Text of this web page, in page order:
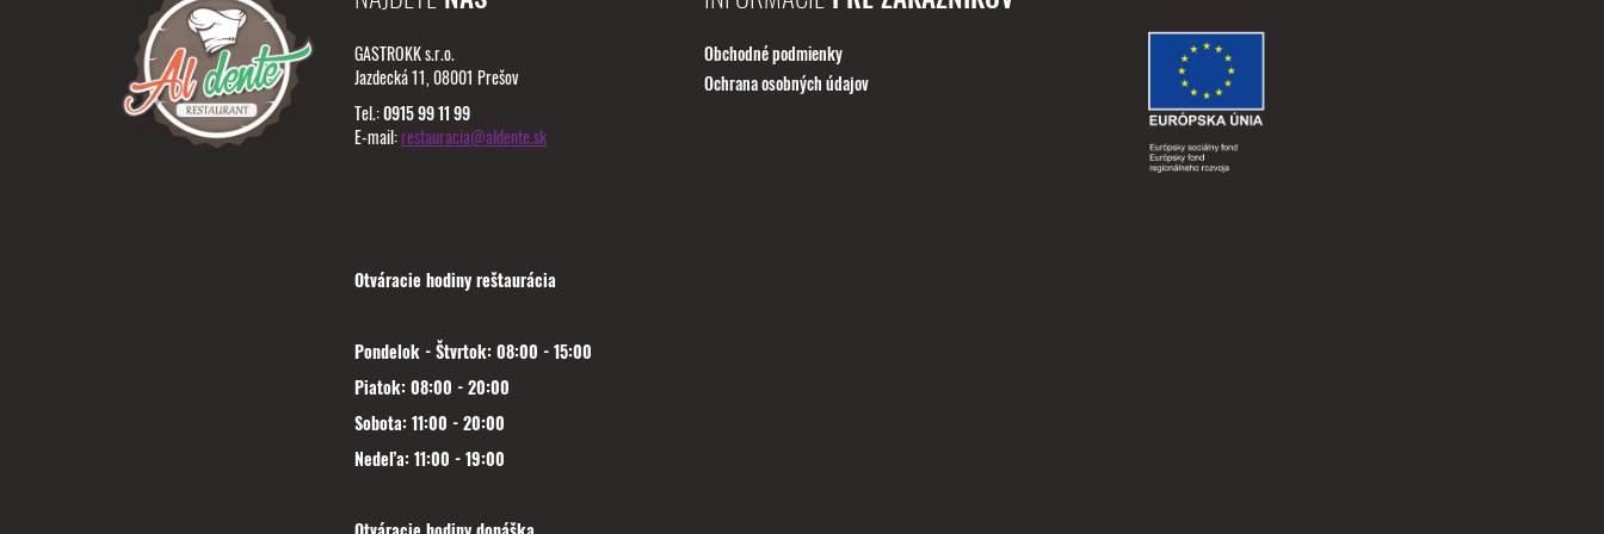
GASTROKK s.r.o.
Jazdecká 11, 08001 Prešov
Tel.:0915 99 11 99
E-mail:restauracia@aldente.sk
Otváracie hodiny reštaurácia
Pondelok - Štvrtok: 08:00 - 15:00
Piatok: 08:00 - 20:00
Sobota: 11:00 - 20:00
Nedeľa: 11:00 - 19:00
Obchodné podmienky
Ochrana osobných údajov